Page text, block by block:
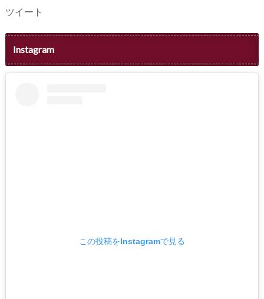
ツイート
Instagram
この投稿をInstagramで見る